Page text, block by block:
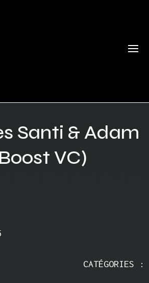
Santi & Adam
VC)
CATÉGORIES :